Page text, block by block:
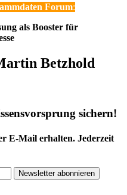
Forum:
als Booster für
Betzhold
sichern!
E-Mail erhalten. Jederzeit
Newsletter abonnieren